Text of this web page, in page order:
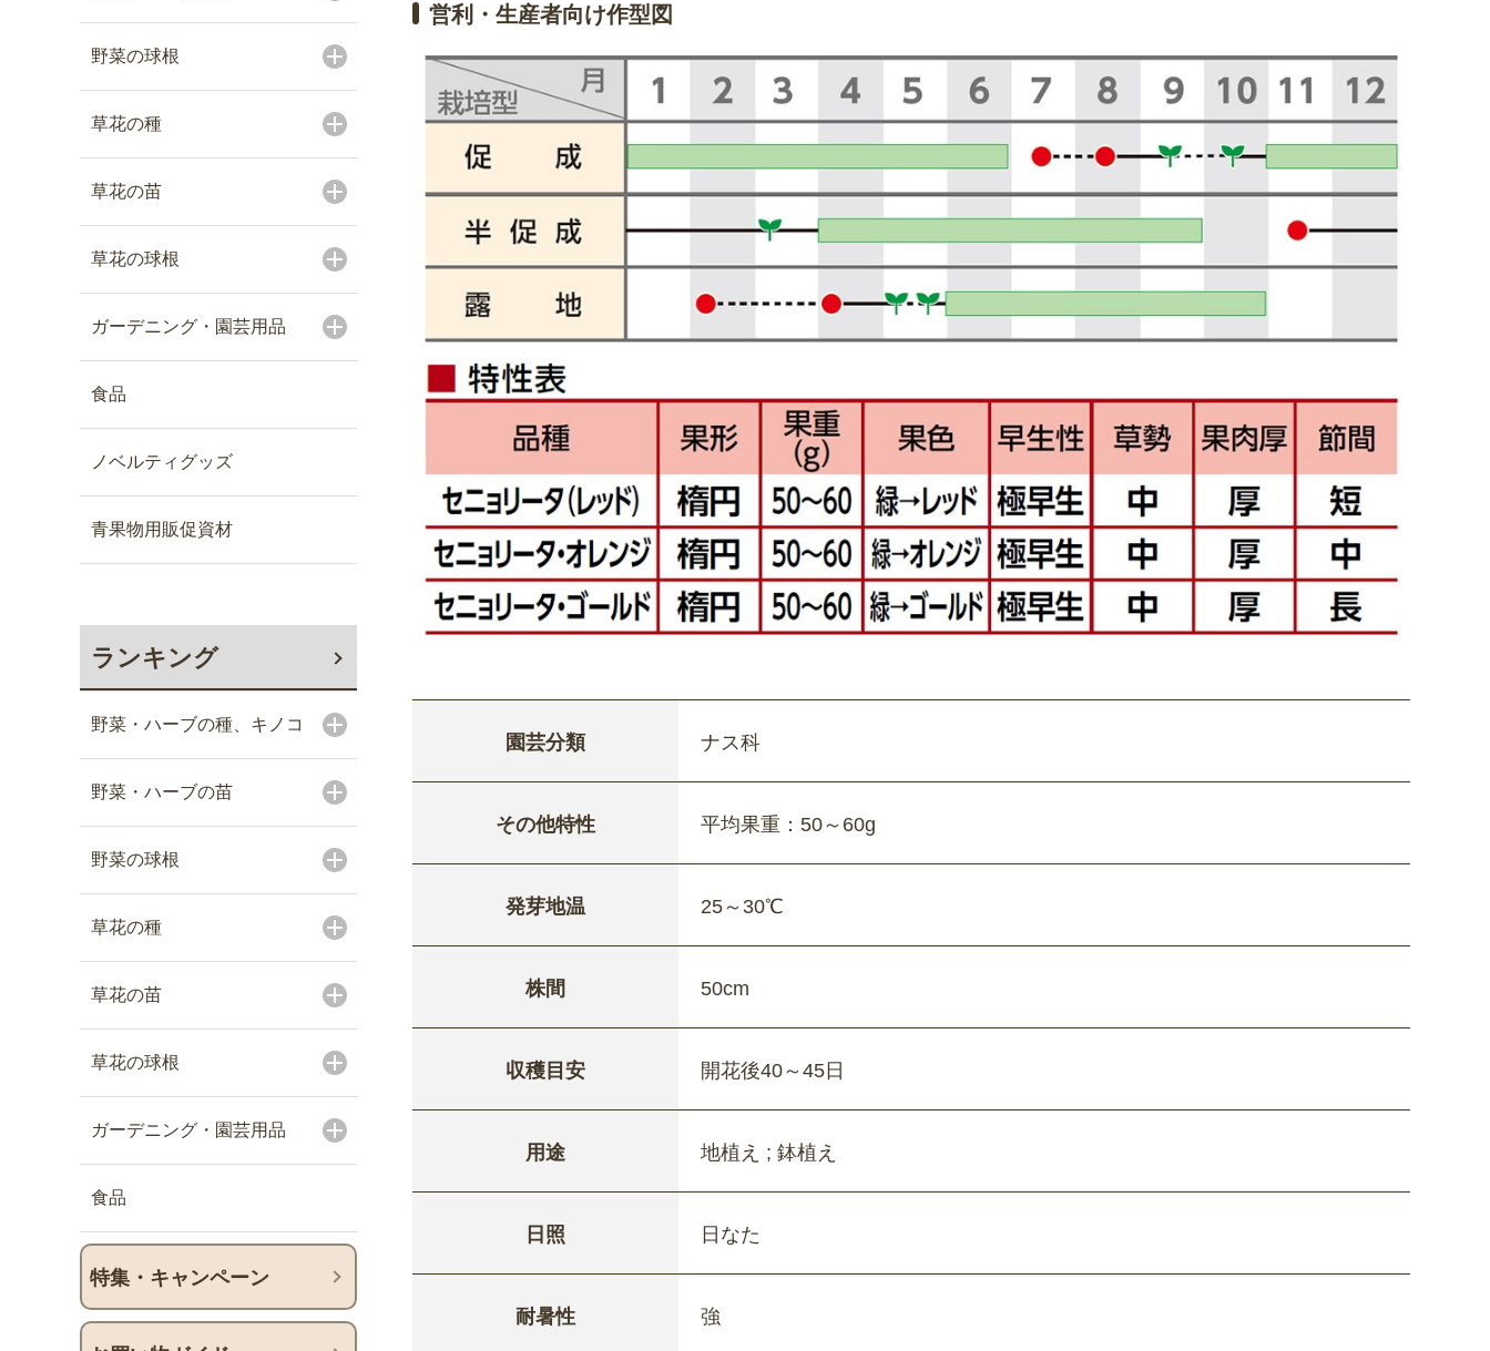
野菜の球根
草花の種
草花の苗
草花の球根
ガーデニング・園芸用品
食品
ノベルティグッズ
青果物用販促資材
ランキング
野菜・ハーブの種、キノコ
野菜・ハーブの苗
野菜の球根
草花の種
草花の苗
草花の球根
ガーデニング・園芸用品
食品
特集・キャンペーン
営利・生産者向け作型図
園芸分類 ナス科
その他特性 平均果重：50～60g
発芽地温 25～30℃
株間 50cm
収穫目安 開花後40～45日
用途 地植え ; 鉢植え
日照 日なた
耐暑性 強